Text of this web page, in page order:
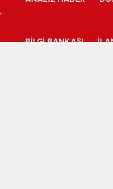
BILGI BANKASI